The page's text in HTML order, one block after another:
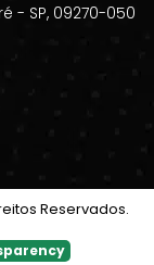
- SP, 09270-050
Reservados.